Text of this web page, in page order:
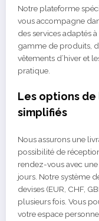
Notre plateforme
vous accompagne
des services adaptés
gamme de produits,
vêtements d’hiver et
pratique.
Les options
simplifiés
Nous assurons une
possibilité de
rendez-vous avec
jours. Notre système
devises (EUR, CHF,
plusieurs fois. Vous
votre espace